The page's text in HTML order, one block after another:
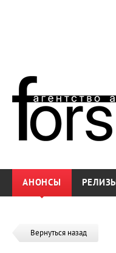
АНОНСЫ РЕЛИЗЫ
Вернуться назад